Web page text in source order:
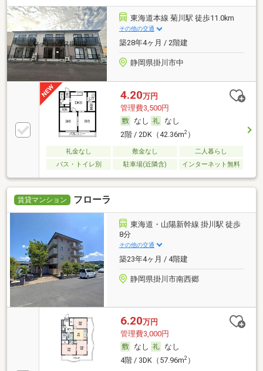
東海道本線 菊川駅 徒歩11.0km
その他の交通
築28年4ヶ月 / 2階建
静岡県掛川市中
4.20万円
管理費3,500円
なし
なし
2階 / 2DK（42.36m2）
礼金なし 敷金なし
二人暮らし
バス・トイレ別
駐車場(近隣含) インターネット無料
賃貸マンション フローラ
東海道・山陽新幹線 掛川駅 徒歩
8分
その他の交通
築23年4ヶ月 / 4階建
静岡県掛川市南西郷
6.20万円
管理費3,000円
なし
なし
4階 / 3DK（57.96m2）